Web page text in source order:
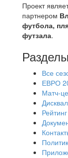
Проект
партнером
футбола,
футзала.
Разделы
Все
ЕВРО
Матч-
Рейтинг